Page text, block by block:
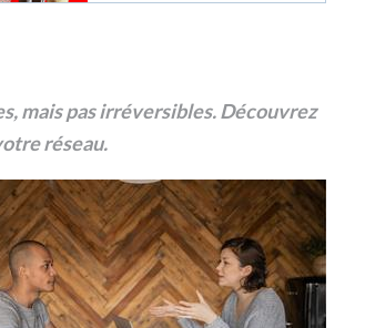
mais pas irréversibles. Découvrez
réseau.